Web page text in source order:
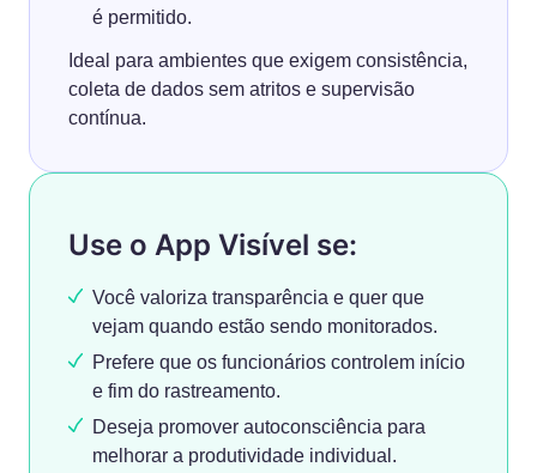
é permitido.
Ideal para ambientes que exigem consistência,
coleta de dados sem atritos e supervisão
contínua.
Use o App Visível se:
Você valoriza transparência e quer que
vejam quando estão sendo monitorados.
Prefere que os funcionários controlem início
e fim do rastreamento.
Deseja promover autoconsciência para
melhorar a produtividade individual.